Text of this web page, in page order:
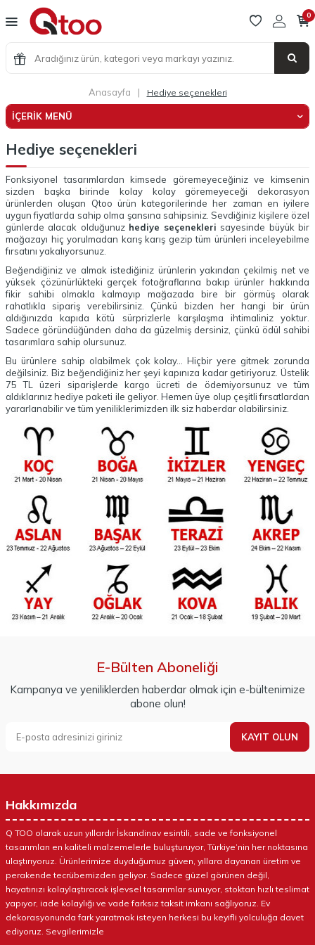
0
Anasayfa | Hediye seçenekleri
İÇERIK MENÜ
Hediye seçenekleri
Fonksiyonel tasarımlardan kimsede göremeyeceğiniz ve kimsenin
sizden başka birinde kolay kolay göremeyeceği dekorasyon
ürünlerden oluşan Qtoo ürün kategorilerinde her zaman en iyilere
uygun fiyatlarda sahip olma şansına sahipsiniz. Sevdiğiniz kişilere özel
günlerde alacak olduğunuz hediye seçenekleri sayesinde büyük bir
mağazayı hiç yorulmadan karış karış gezip tüm ürünleri inceleyebilme
fırsatını yakalıyorsunuz.
Beğendiğiniz ve almak istediğiniz ürünlerin yakından çekilmiş net ve
yüksek çözünürlükteki gerçek fotoğraflarına bakıp ürünler hakkında
fikir sahibi olmakla kalmayıp mağazada bire bir görmüş olarak
rahatlıkla sipariş verebilirsiniz. Çünkü bizden her hangi bir ürün
aldığınızda kapıda kötü sürprizlerle karşılaşma ihtimaliniz yoktur.
Sadece göründüğünden daha da güzelmiş dersiniz, çünkü ödül sahibi
tasarımlara sahip olursunuz.
Bu ürünlere sahip olabilmek çok kolay... Hiçbir yere gitmek zorunda
değilsiniz. Biz beğendiğiniz her şeyi kapınıza kadar getiriyoruz. Üstelik
75 TL üzeri siparişlerde kargo ücreti de ödemiyorsunuz ve tüm
aldıklarınız hediye paketi ile geliyor. Hemen üye olup çeşitli fırsatlardan
yararlanabilir ve tüm yeniliklerimizden ilk siz haberdar olabilirsiniz.
E-Bülten Aboneliği
Kampanya ve yeniliklerden haberdar olmak için e-bültenimize
abone olun!
KAYIT OLUN
Hakkımızda
Q TOO olarak uzun yıllardır İskandinav esintili, sade ve fonksiyonel
tasarımları en kaliteli malzemelerle buluşturuyor, Türkiye’nin her noktasına
ulaştırıyoruz. Ürünlerimize duyduğumuz güven, yıllara dayanan üretim ve
perakende tecrübemizden geliyor. Sadece güzel görünen değil,
hayatınızı kolaylaştıracak işlevsel tasarımlar sunuyor, stoktan hızlı teslimat
yapıyor, iade kolaylığı ve vade farksız taksit imkanı sağlıyoruz. Ev
dekorasyonunda fark yaratmak isteyen herkesi bu keyifli yolculuğa davet
ediyoruz. Sevgilerimizle